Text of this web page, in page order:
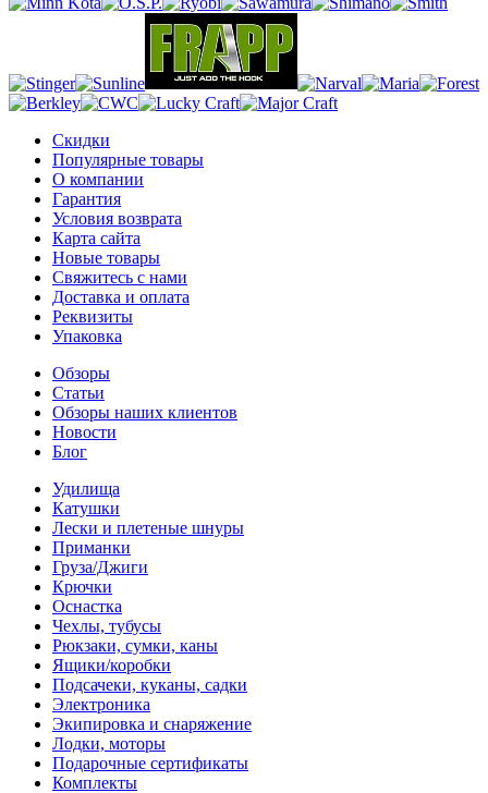
Скидки
Популярные товары
О компании
Гарантия
Условия возврата
Карта сайта
Новые товары
Свяжитесь с нами
Доставка и оплата
Реквизиты
Упаковка
Обзоры
Статьи
Обзоры наших клиентов
Новости
Блог
Удилища
Катушки
Лески и плетеные шнуры
Приманки
Груза/Джиги
Крючки
Оснастка
Чехлы, тубусы
Рюкзаки, сумки, каны
Ящики/коробки
Подсачеки, куканы, садки
Электроника
Экипировка и снаряжение
Лодки, моторы
Подарочные сертификаты
Комплекты